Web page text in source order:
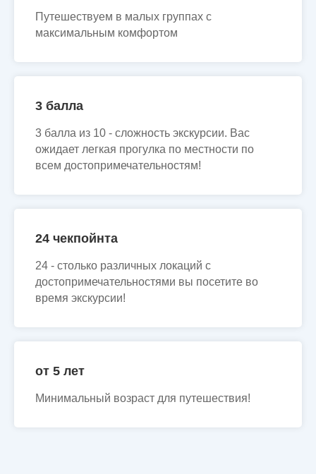
Путешествуем в малых группах с
максимальным комфортом
3 балла
3 балла из 10 - сложность экскурсии. Вас
ожидает легкая прогулка по местности по
всем достопримечательностям!
24 чекпойнта
24 - столько различных локаций с
достопримечательностями вы посетите во
время экскурсии!
от 5 лет
Минимальный возраст для путешествия!